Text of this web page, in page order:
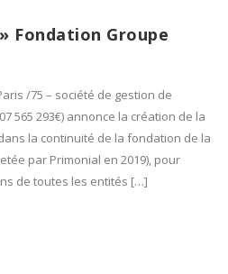
Fondation Groupe
/75 – société de gestion de
565 293€) annonce la création de la
la continuité de la fondation de la
par Primonial en 2019), pour
de toutes les entités […]